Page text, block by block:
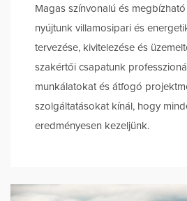
Magas színvonalú és
nyújtunk villamosipari és
tervezése, kivitelezése és
szakértői csapatunk
munkálatokat és átfogó
szolgáltatásokat kínál, hogy
eredményesen kezeljünk.